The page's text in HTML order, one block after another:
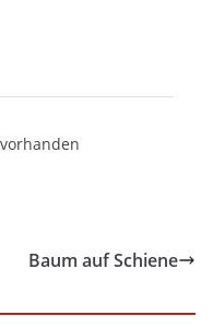
Baum auf Schiene